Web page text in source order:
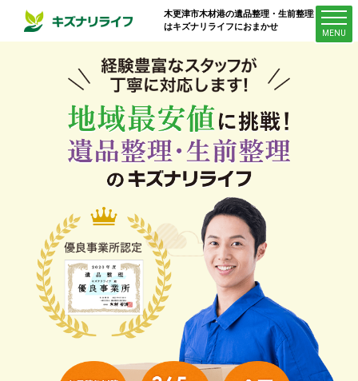
木更津市木材港の遺品整理・生前整理業者
はキズナリライフにおまかせ